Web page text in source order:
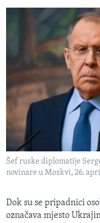
Šef ruske diplomatije
novinare u Moskvi, 26.
Dok su se pripadnici
označava mjesto